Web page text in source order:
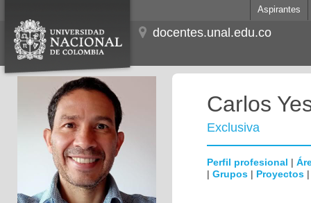
Aspirantes
docentes.unal.edu.co
Carlos
Exclusiva
Perfil profesional |
| Grupos | Proyectos